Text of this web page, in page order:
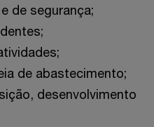
de segurança;
de abastecimento;
desenvolvimento